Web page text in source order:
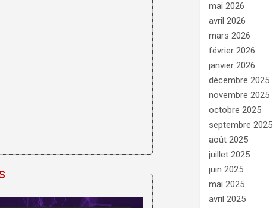
mai 2026
avril 2026
mars 2026
février 2026
janvier 2026
décembre 2025
novembre 2025
octobre 2025
septembre 2025
août 2025
juillet 2025
juin 2025
mai 2025
avril 2025